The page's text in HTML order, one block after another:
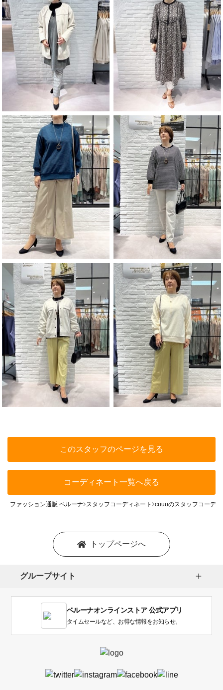
このスタッフのページを見る
コーディネート一覧へ戻る
ファッション通販 ベルーナ スタッフコーディネート cuuuのスタッフコーデ
トップページへ
グループサイト
ベルーナオンラインストア 公式アプリ
タイムセールなど、お得な情報をお知らせ。